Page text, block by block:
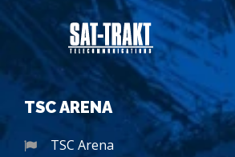
TSC ARENA
TSC Arena